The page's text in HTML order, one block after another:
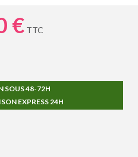
€ TTC
SOUS 48-72H
EXPRESS 24H